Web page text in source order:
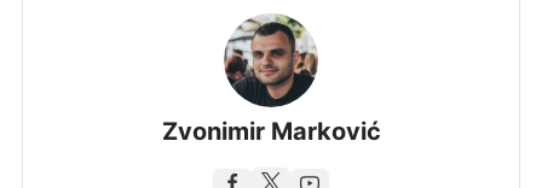
Zvonimir Marković